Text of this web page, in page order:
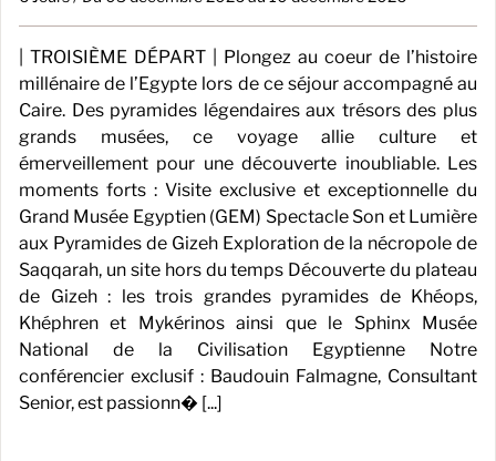
| TROISIÈME DÉPART | Plongez au coeur de l’histoire
millénaire de l’Egypte lors de ce séjour accompagné au
Caire. Des pyramides légendaires aux trésors des plus
grands musées, ce voyage allie culture et
émerveillement pour une découverte inoubliable. Les
moments forts : Visite exclusive et exceptionnelle du
Grand Musée Egyptien (GEM) Spectacle Son et Lumière
aux Pyramides de Gizeh Exploration de la nécropole de
Saqqarah, un site hors du temps Découverte du plateau
de Gizeh : les trois grandes pyramides de Khéops,
Khéphren et Mykérinos ainsi que le Sphinx Musée
National de la Civilisation Egyptienne Notre
conférencier exclusif : Baudouin Falmagne, Consultant
Senior, est passionn� [...]